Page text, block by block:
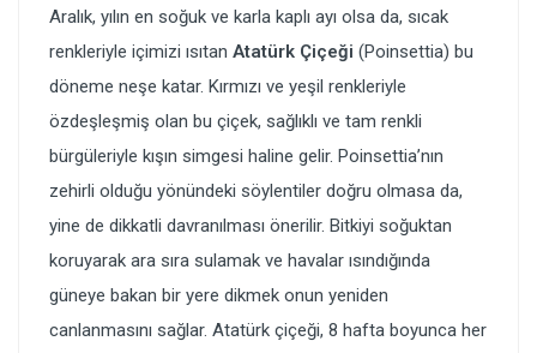
Aralık, yılın en soğuk ve karla kaplı ayı olsa da, sıcak
renkleriyle içimizi ısıtan Atatürk Çiçeği (Poinsettia) bu
döneme neşe katar. Kırmızı ve yeşil renkleriyle
özdeşleşmiş olan bu çiçek, sağlıklı ve tam renkli
bürgüleriyle kışın simgesi haline gelir. Poinsettia’nın
zehirli olduğu yönündeki söylentiler doğru olmasa da,
yine de dikkatli davranılması önerilir. Bitkiyi soğuktan
koruyarak ara sıra sulamak ve havalar ısındığında
güneye bakan bir yere dikmek onun yeniden
canlanmasını sağlar. Atatürk çiçeği, 8 hafta boyunca her